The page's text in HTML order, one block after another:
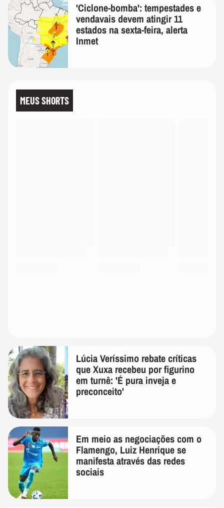
'Ciclone-bomba': tempestades e
vendavais devem atingir 11
estados na sexta-feira, alerta
Inmet
MEUS SHORTS
Lúcia Veríssimo rebate críticas
que Xuxa recebeu por figurino
em turnê: 'É pura inveja e
preconceito'
Em meio as negociações com o
Flamengo, Luiz Henrique se
manifesta através das redes
sociais